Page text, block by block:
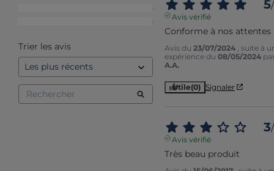
0
0
Trier les avis
5/
Avis vérifié
Conforme à nos attentes
Avis du 23/07/2024
, suite à
expérience du 08/05/2024
A.A.
Utile(0) Signaler
3/
Avis vérifié
Très beau produit